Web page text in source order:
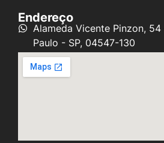
Endereço
Alameda Vicente Pinzon,
Paulo - SP, 04547-130